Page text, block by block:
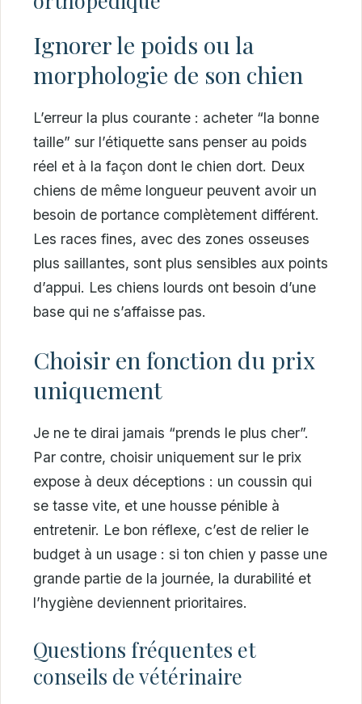
Ignorer le poids ou la
morphologie de son chien
L’erreur la plus courante : acheter “la bonne
taille” sur l’étiquette sans penser au poids
réel et à la façon dont le chien dort. Deux
chiens de même longueur peuvent avoir un
besoin de portance complètement différent.
Les races fines, avec des zones osseuses
plus saillantes, sont plus sensibles aux points
d’appui. Les chiens lourds ont besoin d’une
base qui ne s’affaisse pas.
Choisir en fonction du prix
uniquement
Je ne te dirai jamais “prends le plus cher”.
Par contre, choisir uniquement sur le prix
expose à deux déceptions : un coussin qui
se tasse vite, et une housse pénible à
entretenir. Le bon réflexe, c’est de relier le
budget à un usage : si ton chien y passe une
grande partie de la journée, la durabilité et
l’hygiène deviennent prioritaires.
Questions fréquentes et
conseils de vétérinaire